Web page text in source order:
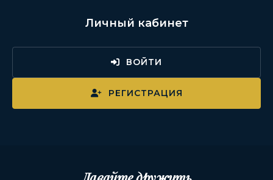
Личный кабинет
ВОЙТИ
РЕГИСТРАЦИЯ